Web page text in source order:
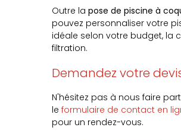
Outre la pose de piscine à
pouvez personnaliser votre
idéale selon votre budget, la
filtration.
Demandez votre
N'hésitez pas à nous faire
le formulaire de contact en
pour un rendez-vous.